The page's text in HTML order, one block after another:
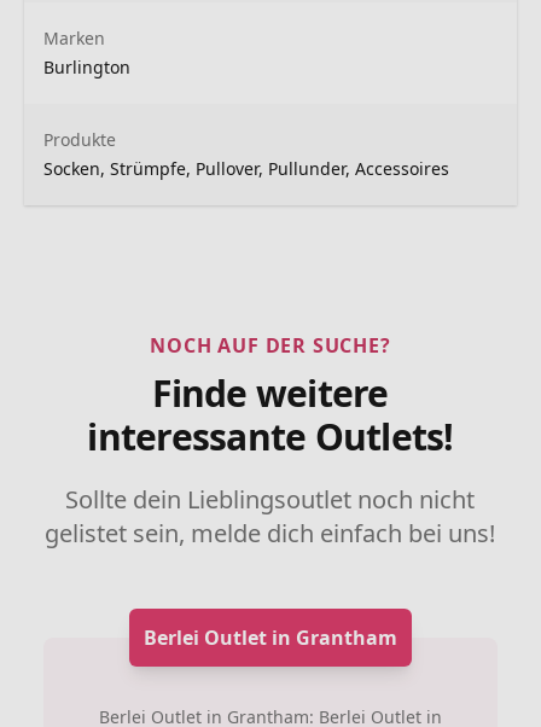
Marken
Burlington
Produkte
Socken, Strümpfe, Pullover, Pullunder, Accessoires
NOCH AUF DER SUCHE?
Finde weitere
interessante Outlets!
Sollte dein Lieblingsoutlet noch nicht
gelistet sein, melde dich einfach bei uns!
Berlei Outlet in Grantham
Berlei Outlet in Grantham: Berlei Outlet in